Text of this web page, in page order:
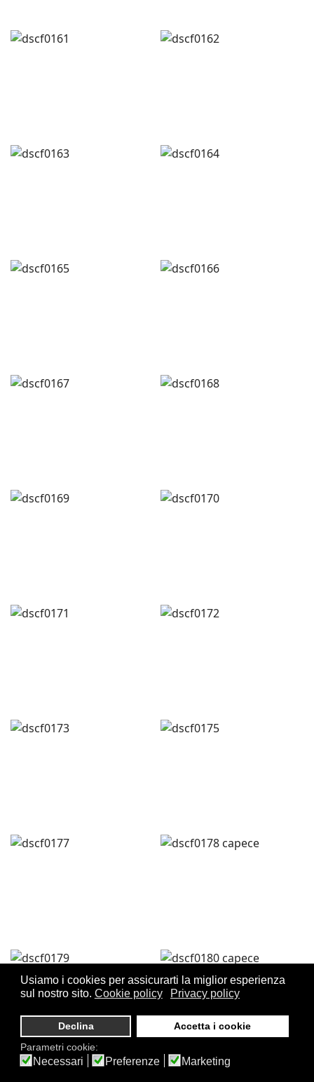
Usiamo i cookies per assicurarti la miglior esperienza
sul nostro sito. Cookie policy Privacy policy
Declina
Accetta i cookie
Parametri cookie:
Necessari Preferenze Marketing